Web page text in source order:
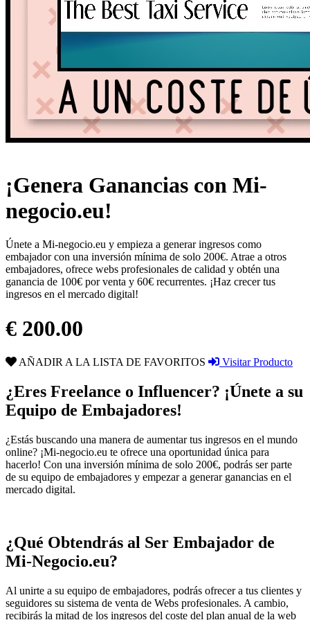
¡Genera Ganancias con Mi-
negocio.eu!
Únete a Mi-negocio.eu y empieza a generar ingresos como
embajador con una inversión mínima de solo 200€. Atrae a otros
embajadores, ofrece webs profesionales de calidad y obtén una
ganancia de 100€ por venta y 60€ recurrentes. ¡Haz crecer tus
ingresos en el mercado digital!
€ 200.00
AÑADIR A LA LISTA DE FAVORITOS Visitar Producto
¿Eres Freelance o Influencer? ¡Únete a su
Equipo de Embajadores!
¿Estás buscando una manera de aumentar tus ingresos en el mundo
online? ¡Mi-negocio.eu te ofrece una oportunidad única para
hacerlo! Con una inversión mínima de solo 200€, podrás ser parte
de su equipo de embajadores y empezar a generar ganancias en el
mercado digital.
¿Qué Obtendrás al Ser Embajador de
Mi-Negocio.eu?
Al unirte a su equipo de embajadores, podrás ofrecer a tus clientes y
seguidores su sistema de venta de Webs profesionales. A cambio,
recibirás la mitad de los ingresos del coste del plan anual de la web